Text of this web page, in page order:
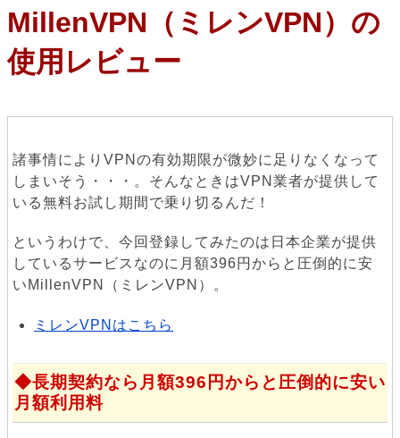
MillenVPN（ミレンVPN）の
使用レビュー
諸事情によりVPNの有効期限が微妙に足りなくなって
しまいそう・・・。そんなときはVPN業者が提供して
いる無料お試し期間で乗り切るんだ！
というわけで、今回登録してみたのは日本企業が提供
しているサービスなのに月額396円からと圧倒的に安
いMillenVPN（ミレンVPN）。
ミレンVPNはこちら
長期契約なら月額396円からと圧倒的に安い
月額利用料